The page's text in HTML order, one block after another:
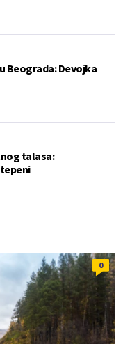
Beograda: Devojka
talasa:
0